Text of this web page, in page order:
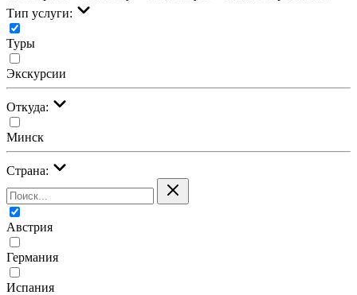
Тип услуги:
Туры
Экскурсии
Откуда:
Минск
Страна:
Австрия
Германия
Испания